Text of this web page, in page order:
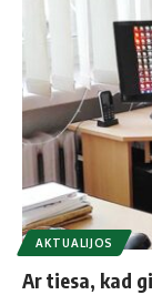
AKTUALIJOS
Ar tiesa, kad